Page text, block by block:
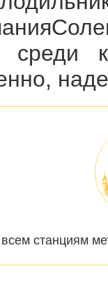
среди
станциям